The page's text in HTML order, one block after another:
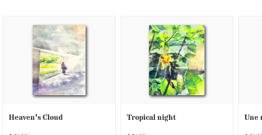
Heaven's Cloud Tropical night Une